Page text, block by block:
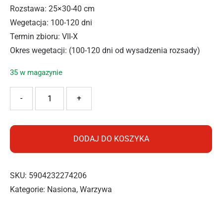
Rozstawa: 25×30-40 cm
Wegetacja: 100-120 dni
Termin zbioru: VII-X
Okres wegetacji: (100-120 dni od wysadzenia rozsady)
35 w magazynie
+
-
DODAJ DO KOSZYKA
SKU: 5904232274206
Kategorie: Nasiona, Warzywa